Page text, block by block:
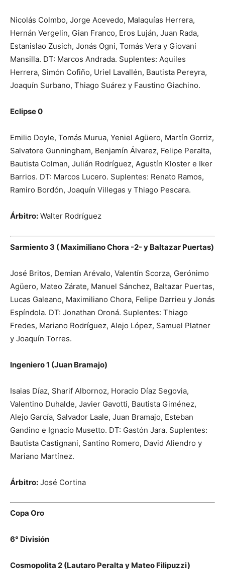
Nicolás Colmbo, Jorge Acevedo, Malaquías Herrera,
Hernán Vergelin, Gian Franco, Eros Luján, Juan Rada,
Estanislao Zusich, Jonás Ogni, Tomás Vera y Giovani
Mansilla. DT: Marcos Andrada. Suplentes: Aquiles
Herrera, Simón Cofiño, Uriel Lavallén, Bautista Pereyra,
Joaquín Surbano, Thiago Suárez y Faustino Giachino.
Eclipse 0
Emilio Doyle, Tomás Murua, Yeniel Agüero, Martín Gorriz,
Salvatore Gunningham, Benjamín Álvarez, Felipe Peralta,
Bautista Colman, Julián Rodríguez, Agustín Kloster e Iker
Barrios. DT: Marcos Lucero. Suplentes: Renato Ramos,
Ramiro Bordón, Joaquín Villegas y Thiago Pescara.
Árbitro: Walter Rodríguez
Sarmiento 3 ( Maximiliano Chora -2- y Baltazar Puertas)
José Britos, Demian Arévalo, Valentín Scorza, Gerónimo
Agüero, Mateo Zárate, Manuel Sánchez, Baltazar Puertas,
Lucas Galeano, Maximiliano Chora, Felipe Darrieu y Jonás
Espíndola. DT: Jonathan Oroná. Suplentes: Thiago
Fredes, Mariano Rodríguez, Alejo López, Samuel Platner
y Joaquín Torres.
Ingeniero 1 (Juan Bramajo)
Isaias Díaz, Sharif Albornoz, Horacio Díaz Segovia,
Valentino Duhalde, Javier Gavotti, Bautista Giménez,
Alejo García, Salvador Laale, Juan Bramajo, Esteban
Gandino e Ignacio Musetto. DT: Gastón Jara. Suplentes:
Bautista Castignani, Santino Romero, David Aliendro y
Mariano Martínez.
Árbitro: José Cortina
Copa Oro
6° División
Cosmopolita 2 (Lautaro Peralta y Mateo Filipuzzi)